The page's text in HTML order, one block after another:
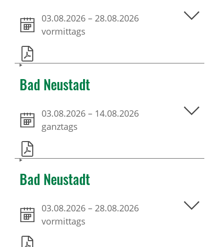
03.08.2026 – 28.08.2026
vormittags
Bad Neustadt
03.08.2026 – 14.08.2026
ganztags
Bad Neustadt
03.08.2026 – 28.08.2026
vormittags